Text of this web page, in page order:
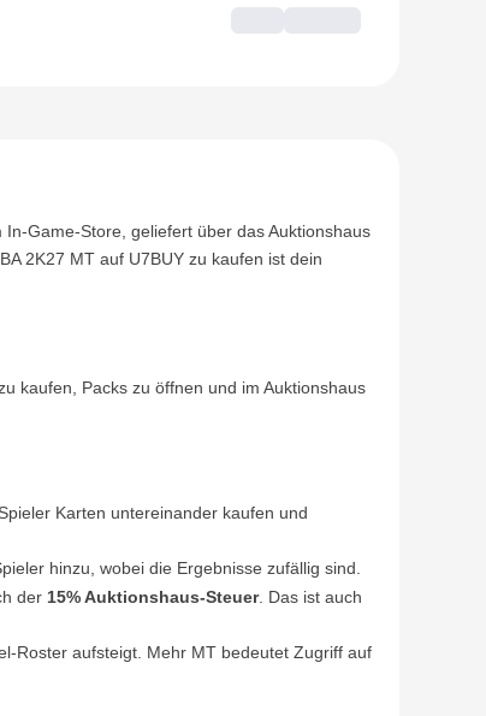
Game-Store, geliefert über das Auktionshaus
2K27 MT auf U7BUY zu kaufen ist dein
kaufen, Packs zu öffnen und im Auktionshaus
Karten untereinander kaufen und
hinzu, wobei die Ergebnisse zufällig sind.
der 15% Auktionshaus-Steuer. Das ist auch
Roster aufsteigt. Mehr MT bedeutet Zugriff auf